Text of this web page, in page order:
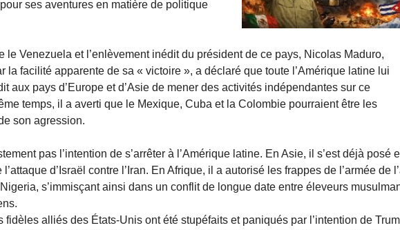
ses aventures en matière de politique
le Venezuela et l’enlèvement inédit du président de ce pays, Nicolas Maduro,
la facilité apparente de sa « victoire », a déclaré que toute l’Amérique latine lui
aux pays d’Europe et d’Asie de mener des activités indépendantes sur ce
temps, il a averti que le Mexique, Cuba et la Colombie pourraient être les
son agression.
pas l’intention de s’arrêter à l’Amérique latine. En Asie, il s’est déjà posé
d’Israël contre l’Iran. En Afrique, il a autorisé les frappes de l’armée de
s’immisçant ainsi dans un conflit de longue date entre éleveurs
fidèles alliés des États-Unis ont été stupéfaits et paniqués par l’intention de